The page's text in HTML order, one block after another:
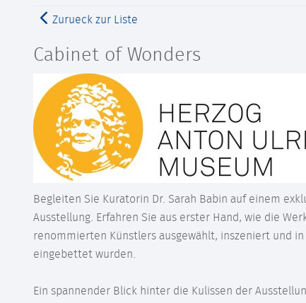
Zurueck zur Liste
Cabinet of Wonders
Begleiten Sie Kuratorin Dr. Sarah Babin auf einem
Ausstellung. Erfahren Sie aus erster Hand, wie die
renommierten Künstlers ausgewählt, inszeniert und
eingebettet wurden.
Ein spannender Blick hinter die Kulissen der